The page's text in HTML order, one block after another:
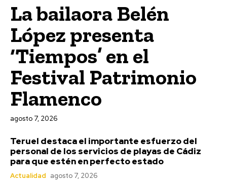
LEER MÁS
Portada
Carnaval
El coro de Julio Pardo
anuncia el nombre
para el COAC 2027
2 días ago
La bailaora Belén
López presenta
‘Tiempos’ en el
Festival Patrimonio
Flamenco
agosto 7, 2026
Teruel destaca el importante esfuerzo del
personal de los servicios de playas de Cádiz
para que estén en perfecto estado
Actualidad agosto 7, 2026